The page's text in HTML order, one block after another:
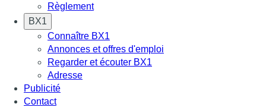
Règlement
BX1
Connaître BX1
Annonces et offres d'emploi
Regarder et écouter BX1
Adresse
Publicité
Contact